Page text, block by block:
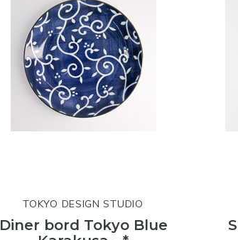
TOKYO DESIGN STUDIO
Diner bord Tokyo Blue